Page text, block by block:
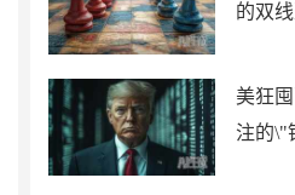
的双
美狂
注的\"